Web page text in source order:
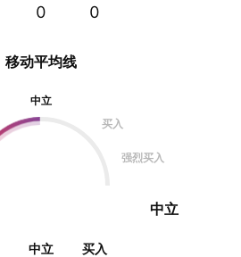
0 0
移动平均线
中立
买入
强烈买入
中立
中立 买入